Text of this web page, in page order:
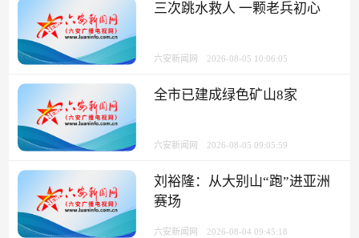
三次跳水救人 一颗老兵初心
六安新闻网 2026-08-05 10:06:05
全市已建成绿色矿山8家
六安新闻网 2026-08-05 09:05:59
刘裕隆：从大别山“跑”进亚洲
赛场
六安新闻网 2026-08-04 09:45:18